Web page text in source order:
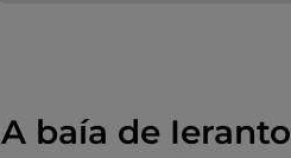
A baía de Ieranto